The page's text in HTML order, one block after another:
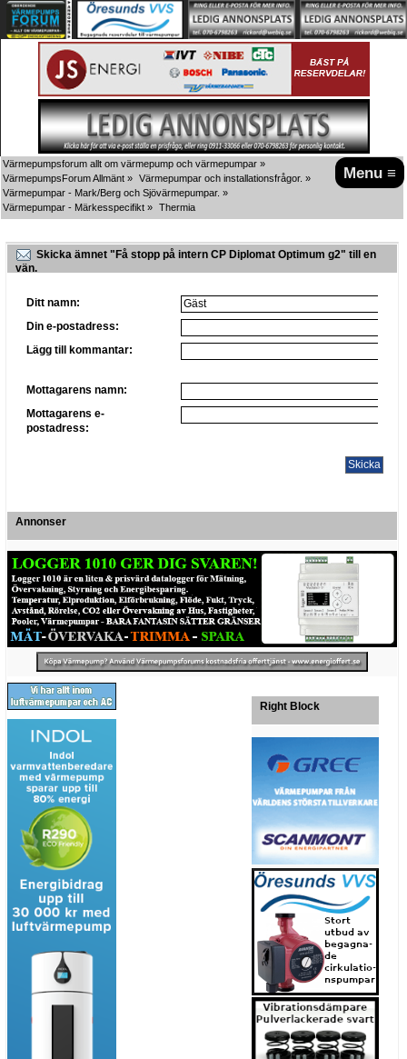
Menu ≡
Värmepumpsforum allt om värmepump och värmepumpar »
VärmepumpsForum Allmänt » Värmepumpar och installationsfrågor. »
Värmepumpar - Mark/Berg och Sjövärmepumpar. »
Värmepumpar - Märkesspecifikt » Thermia
Skicka ämnet "Få stopp på intern CP Diplomat Optimum g2" till en
vän.
Ditt namn:
Din e-postadress:
Lägg till kommantar:
Mottagarens namn:
Mottagarens e-
postadress:
Annonser
Right Block